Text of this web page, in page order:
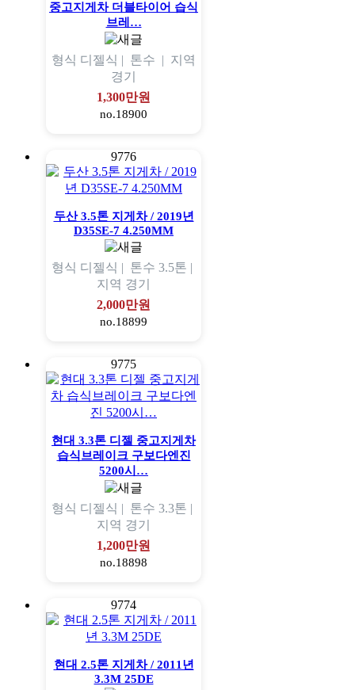
중고지게차 더블타이어 습식
브레…
형식 디젤식 | 톤수 | 지역
경기
1,300만원
no.18900
9776
두산 3.5톤 지게차 / 2019년
D35SE-7 4.250MM
형식 디젤식 | 톤수 3.5톤 |
지역 경기
2,000만원
no.18899
9775
현대 3.3톤 디젤 중고지게차
습식브레이크 구보다엔진
5200시…
형식 디젤식 | 톤수 3.3톤 |
지역 경기
1,200만원
no.18898
9774
현대 2.5톤 지게차 / 2011년
3.3M 25DE